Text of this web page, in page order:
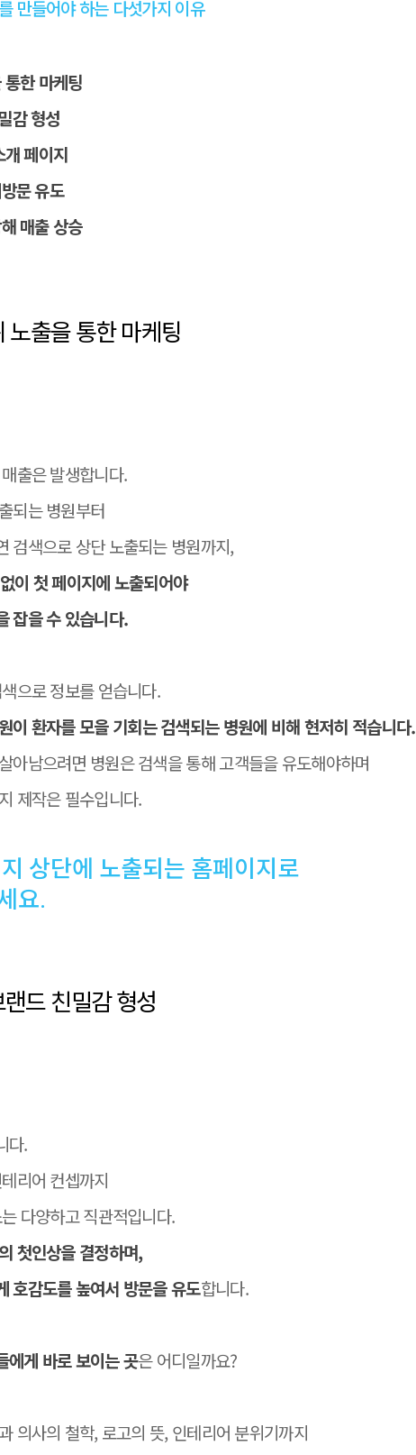
만들어야 하는 다섯가지 이유
한 마케팅
감 형성
페이지
문 유도
매출 상승
노출을 통한 마케팅
출은 발생합니다.
되는 병원부터
검색으로 상단 노출되는 병원까지,
이 첫 페이지에 노출되어야
잡을 수 있습니다.
으로 정보를 얻습니다.
이 환자를 모을 기회는 검색되는 병원에 비해 현저히 적습니다.
아남으려면 병원은 검색을 통해 고객들을 유도해야하며
제작은 필수입니다.
상단에 노출되는 홈페이지로
요.
드 친밀감 형성
다.
리어 컨셉까지
다양하고 직관적입니다.
첫인상을 결정하며,
호감도를 높여서 방문을 유도합니다.
에게 바로 보이는 곳은 어디일까요?
의사의 철학, 로고의 뜻, 인테리어 분위기까지